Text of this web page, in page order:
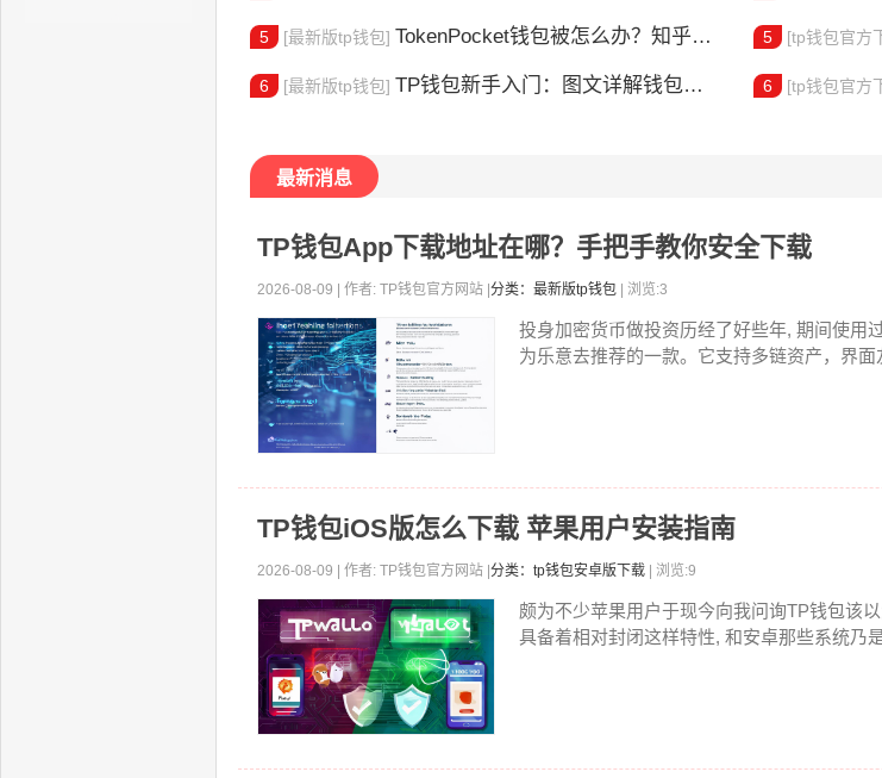
5 [最新版tp钱包] TokenPocket钱包被怎么办？知乎大神防攻略
6 [最新版tp钱包] TP钱包新手入门：图文详解钱包使用方法
5 [tp钱包官方
6 [tp钱包官方
最新消息
TP钱包App下载地址在哪？手把手教你安全下载
2026-08-09 | 作者: TP钱包官方网站 | 分类：最新版tp钱包 | 浏览:3
投身加密货币做投资历经了好些年, 期间使用
为乐意去推荐的一款。它支持多链资产，界
TP钱包iOS版怎么下载 苹果用户安装指南
2026-08-09 | 作者: TP钱包官方网站 | 分类：tp钱包安卓版下载 | 浏览:9
颇为不少苹果用户于现今向我问询TP钱包该
具备着相对封闭这样特性, 和安卓那些系统乃